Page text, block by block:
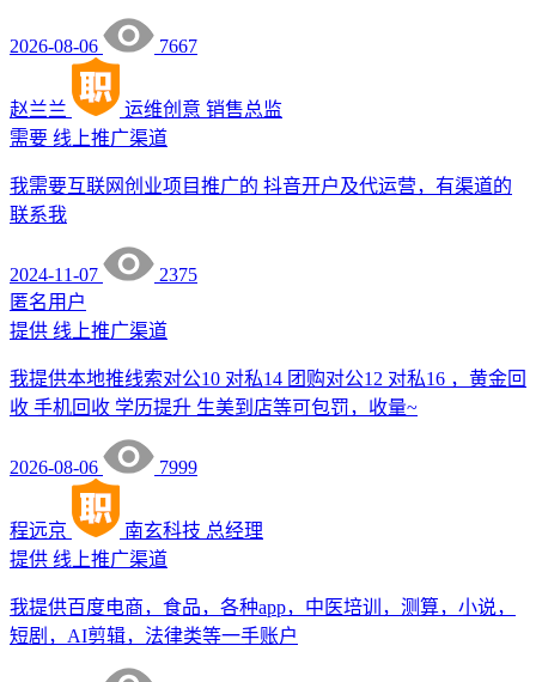
2026-08-06 7667
赵兰兰 运维创意 销售总监
需要 线上推广渠道
我需要互联网创业项目推广的 抖音开户及代运营，有渠道的
联系我
2024-11-07
2375
匿名用户
提供 线上推广渠道
我提供本地推线索对公10 对私14 团购对公12 对私16 ，黄金回
收 手机回收 学历提升 生美到店等可包罚，收量~
2026-08-06 7999
程远京 南玄科技 总经理
提供 线上推广渠道
我提供百度电商，食品，各种app，中医培训，测算，小说，
短剧，AI剪辑，法律类等一手账户